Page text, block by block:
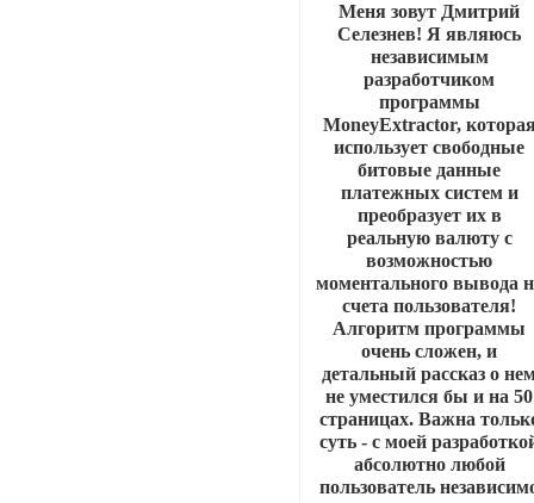
Меня зовут Дмитрий
Селезнев! Я являюсь
независимым
разработчиком
программы
MoneyExtractor,
использует свободные
битовые данные
платежных систем и
преобразует их в
реальную валюту с
возможностью
моментального вывода
счета пользователя!
Алгоритм программы
очень сложен, и
детальный рассказ о
не уместился бы и на 50
страницах. Важна
суть - с моей
абсолютно любой
пользователь